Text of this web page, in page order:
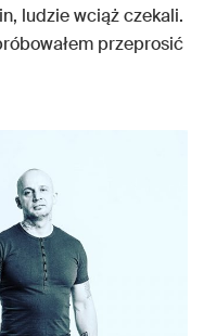
ludzie wciąż czekali.
przeprosić